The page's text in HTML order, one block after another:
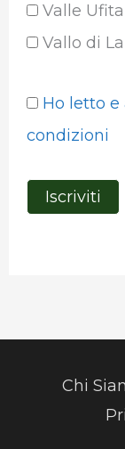
Valle
Vallo di
Ho letto
condizioni
Chi